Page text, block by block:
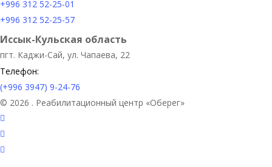
+996 312 52-25-01
+996 312 52-25-57
Иссык-Кульская область
пгт. Каджи-Сай, ул. Чапаева, 22
Телефон:
(+996 3947) 9-24-76
© 2026 . Реабилитационный центр «Оберег»
facebook
instagram
vk